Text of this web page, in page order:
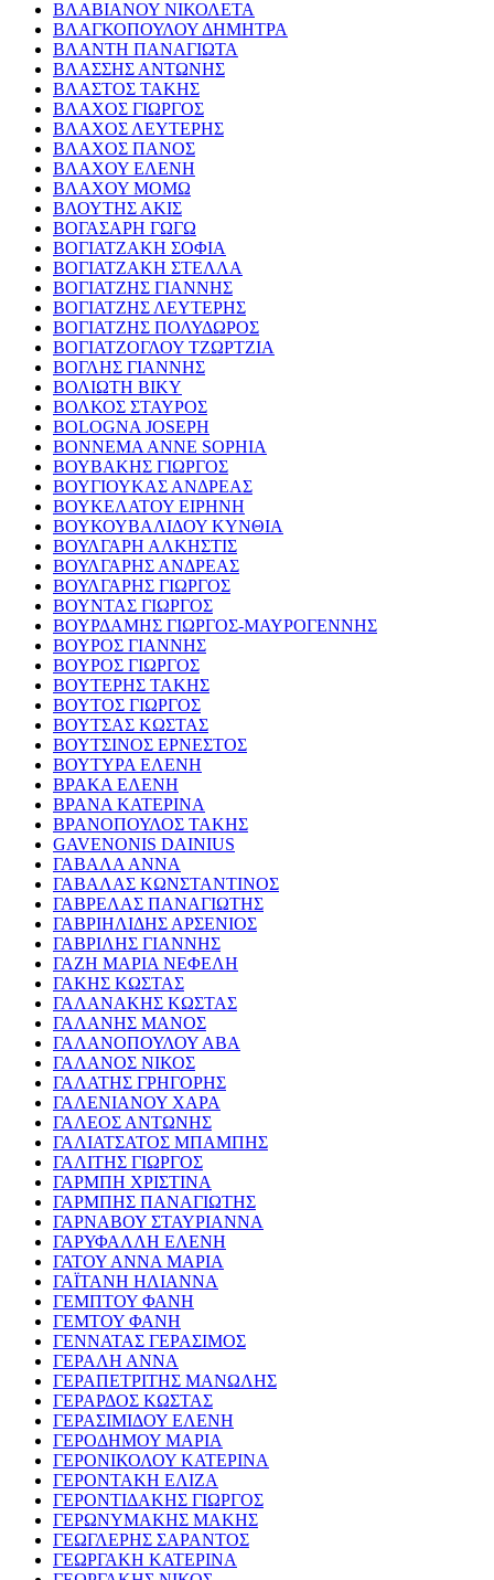
ΒΛΑΒΙΑΝΟΥ ΝΙΚΟΛΕΤΑ
ΒΛΑΓΚΟΠΟΥΛΟΥ ΔΗΜΗΤΡΑ
ΒΛΑΝΤΗ ΠΑΝΑΓΙΩΤΑ
ΒΛΑΣΣΗΣ ΑΝΤΩΝΗΣ
ΒΛΑΣΤΟΣ ΤΑΚΗΣ
ΒΛΑΧΟΣ ΓΙΩΡΓΟΣ
ΒΛΑΧΟΣ ΛΕΥΤΕΡΗΣ
ΒΛΑΧΟΣ ΠΑΝΟΣ
ΒΛΑΧΟΥ ΕΛΕΝΗ
ΒΛΑΧΟΥ ΜΟΜΩ
ΒΛΟΥΤΗΣ ΑΚΙΣ
ΒΟΓΑΣΑΡΗ ΓΩΓΩ
ΒΟΓΙΑΤΖΑΚΗ ΣΟΦΙΑ
ΒΟΓΙΑΤΖΑΚΗ ΣΤΕΛΛΑ
ΒΟΓΙΑΤΖΗΣ ΓΙΑΝΝΗΣ
ΒΟΓΙΑΤΖΗΣ ΛΕΥΤΕΡΗΣ
ΒΟΓΙΑΤΖΗΣ ΠΟΛΥΔΩΡΟΣ
ΒΟΓΙΑΤΖΟΓΛΟΥ ΤΖΩΡΤΖΙΑ
ΒΟΓΛΗΣ ΓΙΑΝΝΗΣ
ΒΟΛΙΩΤΗ ΒΙΚΥ
ΒΟΛΚΟΣ ΣΤΑΥΡΟΣ
BOLOGNA JOSEPH
BONNEMA ANNE SOPHIA
ΒΟΥΒΑΚΗΣ ΓΙΩΡΓΟΣ
ΒΟΥΓΙΟΥΚΑΣ ΑΝΔΡΕΑΣ
ΒΟΥΚΕΛΑΤΟΥ ΕΙΡΗΝΗ
ΒΟΥΚΟΥΒΑΛΙΔΟΥ ΚΥΝΘΙΑ
ΒΟΥΛΓΑΡΗ ΑΛΚΗΣΤΙΣ
ΒΟΥΛΓΑΡΗΣ ΑΝΔΡΕΑΣ
ΒΟΥΛΓΑΡΗΣ ΓΙΩΡΓΟΣ
ΒΟΥΝΤΑΣ ΓΙΩΡΓΟΣ
ΒΟΥΡΔΑΜΗΣ ΓΙΩΡΓΟΣ-ΜΑΥΡΟΓΕΝΝΗΣ
ΒΟΥΡΟΣ ΓΙΑΝΝΗΣ
ΒΟΥΡΟΣ ΓΙΩΡΓΟΣ
ΒΟΥΤΕΡΗΣ ΤΑΚΗΣ
ΒΟΥΤΟΣ ΓΙΩΡΓΟΣ
ΒΟΥΤΣΑΣ ΚΩΣΤΑΣ
ΒΟΥΤΣΙΝΟΣ ΕΡΝΕΣΤΟΣ
ΒΟΥΤΥΡΑ ΕΛΕΝΗ
ΒΡΑΚΑ ΕΛΕΝΗ
ΒΡΑΝΑ ΚΑΤΕΡΙΝΑ
ΒΡΑΝΟΠΟΥΛΟΣ ΤΑΚΗΣ
GAVENONIS DAINIUS
ΓΑΒΑΛΑ ΑΝΝΑ
ΓΑΒΑΛΑΣ ΚΩΝΣΤΑΝΤΙΝΟΣ
ΓΑΒΡΕΛΑΣ ΠΑΝΑΓΙΩΤΗΣ
ΓΑΒΡΙΗΛΙΔΗΣ ΑΡΣΕΝΙΟΣ
ΓΑΒΡΙΛΗΣ ΓΙΑΝΝΗΣ
ΓΑΖΗ ΜΑΡΙΑ ΝΕΦΕΛΗ
ΓΑΚΗΣ ΚΩΣΤΑΣ
ΓΑΛΑΝΑΚΗΣ ΚΩΣΤΑΣ
ΓΑΛΑΝΗΣ ΜΑΝΟΣ
ΓΑΛΑΝΟΠΟΥΛΟΥ ΑΒΑ
ΓΑΛΑΝΟΣ ΝΙΚΟΣ
ΓΑΛΑΤΗΣ ΓΡΗΓΟΡΗΣ
ΓΑΛΕΝΙΑΝΟΥ ΧΑΡΑ
ΓΑΛΕΟΣ ΑΝΤΩΝΗΣ
ΓΑΛΙΑΤΣΑΤΟΣ ΜΠΑΜΠΗΣ
ΓΑΛΙΤΗΣ ΓΙΩΡΓΟΣ
ΓΑΡΜΠΗ ΧΡΙΣΤΙΝΑ
ΓΑΡΜΠΗΣ ΠΑΝΑΓΙΩΤΗΣ
ΓΑΡΝΑΒΟΥ ΣΤΑΥΡΙΑΝΝΑ
ΓΑΡΥΦΑΛΛΗ ΕΛΕΝΗ
ΓΑΤΟΥ ΑΝΝΑ ΜΑΡΙΑ
ΓΑΪΤΑΝΗ ΗΛΙΑΝΝΑ
ΓΕΜΠΤΟΥ ΦΑΝΗ
ΓΕΜΤΟΥ ΦΑΝΗ
ΓΕΝΝΑΤΑΣ ΓΕΡΑΣΙΜΟΣ
ΓΕΡΑΛΗ ΑΝΝΑ
ΓΕΡΑΠΕΤΡΙΤΗΣ ΜΑΝΩΛΗΣ
ΓΕΡΑΡΔΟΣ ΚΩΣΤΑΣ
ΓΕΡΑΣΙΜΙΔΟΥ ΕΛΕΝΗ
ΓΕΡΟΔΗΜΟΥ ΜΑΡΙΑ
ΓΕΡΟΝΙΚΟΛΟΥ ΚΑΤΕΡΙΝΑ
ΓΕΡΟΝΤΑΚΗ ΕΛΙΖΑ
ΓΕΡΟΝΤΙΔΑΚΗΣ ΓΙΩΡΓΟΣ
ΓΕΡΩΝΥΜΑΚΗΣ ΜΑΚΗΣ
ΓΕΩΓΛΕΡΗΣ ΣΑΡΑΝΤΟΣ
ΓΕΩΡΓΑΚΗ ΚΑΤΕΡΙΝΑ